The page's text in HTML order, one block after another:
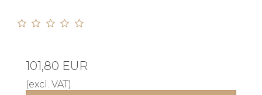
101,80 EUR
(excl. VAT)